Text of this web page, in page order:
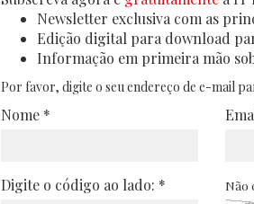
Newsletter exclusiva com as
Edição digital para download
Informação em primeira mão
Por favor, digite o seu endereço de e-mail
Nome *
Digite o código ao lado: * Não